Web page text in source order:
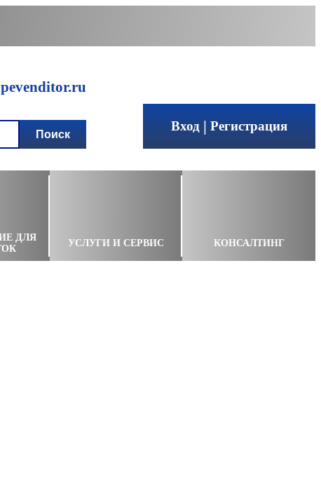
Вход | Регистрация
ДЛЯ
УСЛУГИ И СЕРВИС КОНСАЛТИНГ